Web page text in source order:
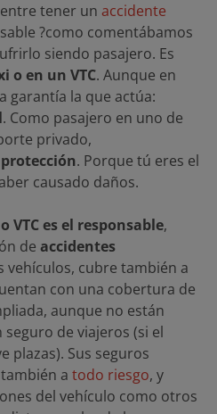
tener un accidente
?como comentábamos
siendo pasajero. Es
o en un VTC. Aunque en
garantía la que actúa:
. Como pasajero en uno de
privado,
. Porque tú eres el
causado daños.
VTC es el responsable,
de accidentes
vehículos, cubre también a
con una cobertura de
aunque no están
de viajeros (si el
plazas). Sus seguros
a todo riesgo, y
del vehículo como otros